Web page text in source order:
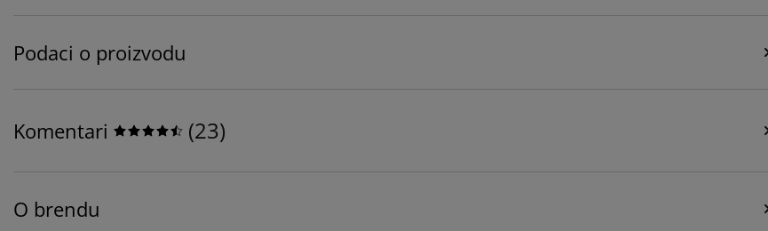
Podaci o proizvodu
Komentari (23)
O brendu